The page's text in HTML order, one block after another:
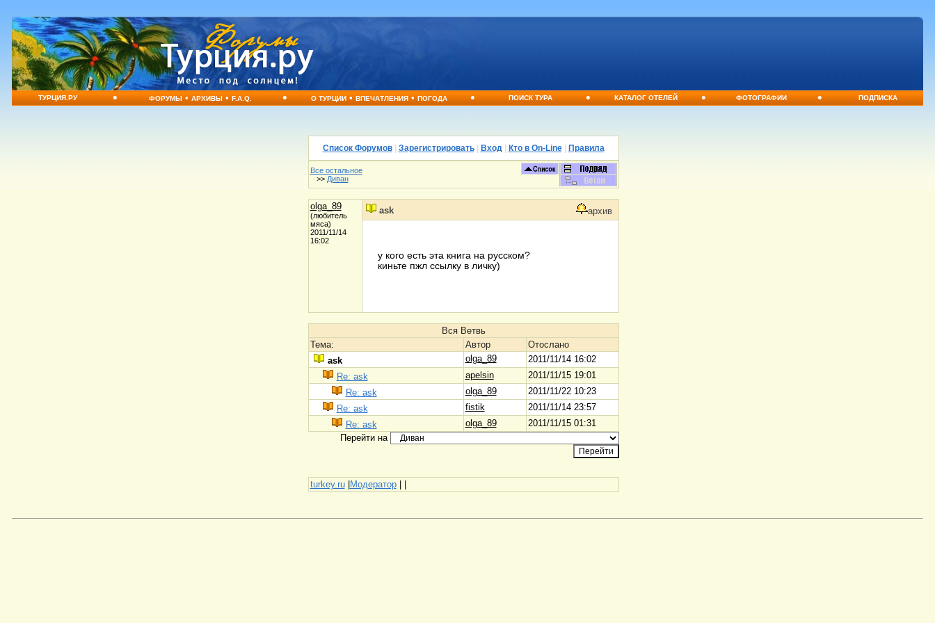
ТУРЦИЯ.РУ • ФОРУМЫ•АРХИВЫ•F.A.Q. • О ТУРЦИИ•ВПЕЧАТЛЕНИЯ•ПОГОДА • ПОИСК ТУРА • КАТАЛОГ ОТЕЛЕЙ • ФОТОГРАФИИ • ПОДПИСКА
Список Форумов| Зарегистрировать| Вход| Кто в On-Line| Правила
Все остальное
>> Диван
olga_89
(любитель
мяса)
2011/11/14
16:02
ask архив
у кого есть эта книга на русском?
киньте пжл ссылку в личку)
Вся Ветвь
Тема:
Автор
Отослано
ask
olga_89
2011/11/14 16:02
Re: ask
apelsin
2011/11/15 19:01
Re: ask
olga_89
2011/11/22 10:23
Re: ask
fistik
2011/11/14 23:57
Re: ask
olga_89
2011/11/15 01:31
Перейти на
turkey.ru|Модератор| |